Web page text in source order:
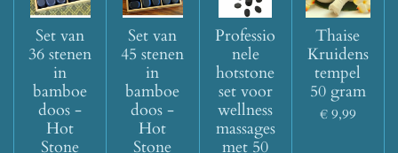
Set van
36 stenen
in
bamboe
doos -
Hot
Stone
Set van
45 stenen
in
bamboe
doos -
Hot
Stone
Professio
nele
hotstone
set voor
wellness
massages
met 50
Thaise
Kruidens
tempel
50 gram
€ 9,99